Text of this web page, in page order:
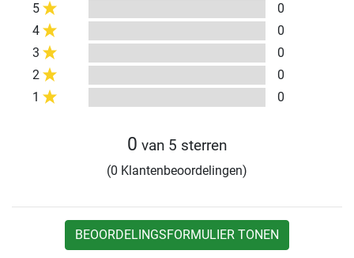
5
0
4
0
3
0
2
0
1
0
0 van 5 sterren
(0 Klantenbeoordelingen)
BEOORDELINGSFORMULIER TONEN